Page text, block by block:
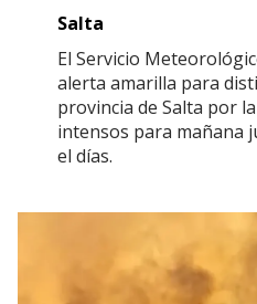
Salta
El Servicio
alerta amarilla para
provincia de Salta por
intensos para mañana
el días.